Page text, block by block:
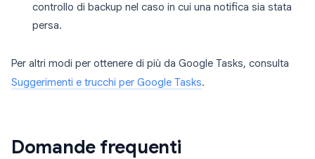
controllo di backup nel caso in cui una notifica sia stata
persa.
Per altri modi per ottenere di più da Google Tasks, consulta
Suggerimenti e trucchi per Google Tasks.
Domande frequenti